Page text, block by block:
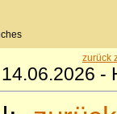
zurück
14.06.2026 -